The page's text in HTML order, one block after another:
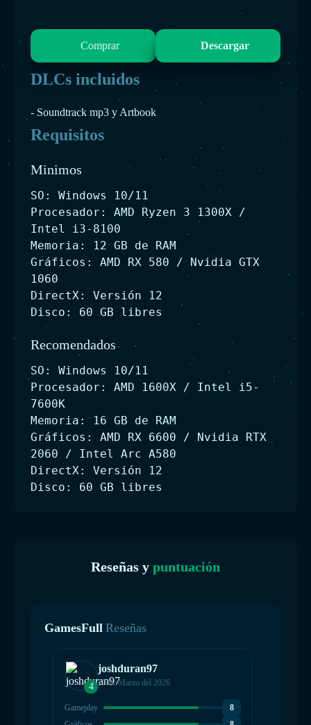
Comprar Descargar
DLCs incluidos
- Soundtrack mp3 y Artbook
Requisitos
Minimos
SO: Windows 10/11
Procesador: AMD Ryzen 3 1300X /
Intel i3-8100
Memoria: 12 GB de RAM
Gráficos: AMD RX 580 / Nvidia GTX
1060
DirectX: Versión 12
Disco: 60 GB libres
Recomendados
SO: Windows 10/11
Procesador: AMD 1600X / Intel i5-
7600K
Memoria: 16 GB de RAM
Gráficos: AMD RX 6600 / Nvidia RTX
2060 / Intel Arc A580
DirectX: Versión 12
Disco: 60 GB libres
Reseñas y puntuación
GamesFull Reseñas
4
joshduran97
20 de Marzo del 2026
Gameplay
8